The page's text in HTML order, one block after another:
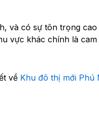
và có sự tôn trọng
vực khác chính là cam
về Khu đô thị mới Phú